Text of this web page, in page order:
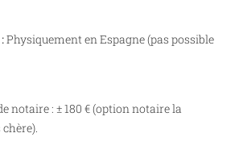
Physiquement en Espagne (pas possible
notaire : ± 180 € (option notaire la